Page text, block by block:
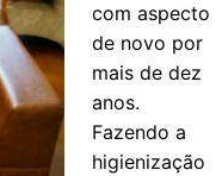
com aspecto
de novo por
mais de dez
anos.
Fazendo a
higienização